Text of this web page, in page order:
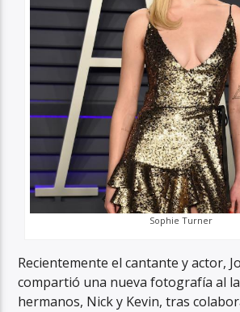
Sophie Turner
Recientemente el cantante y actor,
compartió una nueva fotografía al
hermanos, Nick y Kevin, tras